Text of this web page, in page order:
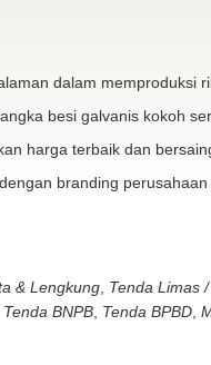
dalam memproduksi
besi galvanis kokoh
harga terbaik dan
branding perusahaan
& Lengkung, Tenda Limas
Tenda BNPB, Tenda BPBD,